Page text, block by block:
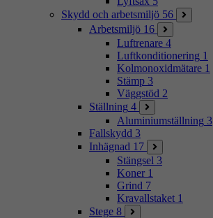
Skydd och arbetsmiljö 56
Arbetsmiljö 16
Luftrenare 4
Luftkonditionering 1
Kolmonoxidmätare 1
Stämp 3
Väggstöd 2
Ställning 4
Aluminiumställning 3
Fallskydd 3
Inhägnad 17
Stängsel 3
Koner 1
Grind 7
Kravallstaket 1
Stege 8